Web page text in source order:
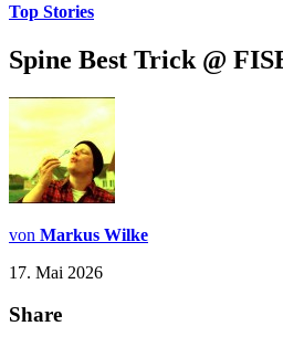
Top Stories
Spine Best Trick @
von Markus Wilke
17. Mai 2026
Share